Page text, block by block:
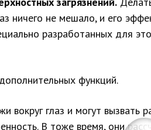
ничего не мешало, и его
разработанных для
функций.
глаз и могут вызвать
В тоже время, они